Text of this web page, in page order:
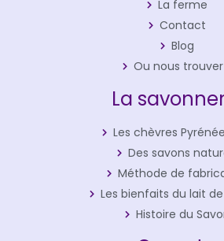
La ferme
Contact
Blog
Ou nous
La
Les chèvres
Des savons
Méthode de
Les bienfaits du lait
Histoire du